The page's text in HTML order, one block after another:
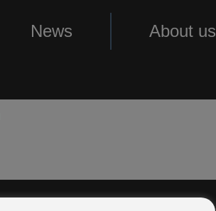
News
About us